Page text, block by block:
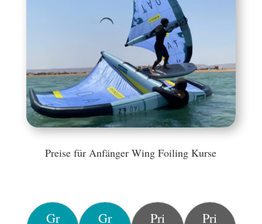
Preise für Anfänger Wing Foiling Kurse
Gr
Gr
Pri
Pri